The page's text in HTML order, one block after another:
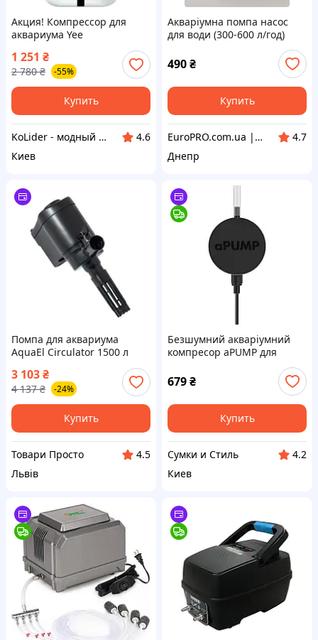
Акция! Компрессор для
аквариума Yee
кабелем 3 Вт
(6922192995886) - По
лучшей цене!
1 251 ₴
2 780 ₴ -55%
Купить
KoLider - модный магазин
4.6
Киев
Акваріумна помпа насос
для води (300-600 л/год)
490₴
Купить
EuroPRO.com.ua | Бытовая Техника из Европы
4.7
Днепр
Помпа для аквариума
AquaEl Circulator 1500 л
3 103₴
4 137 ₴ -24%
Купить
Товари Просто
4.5
Львів
Безшумний акваріумний
компресор aPUMP для
679₴
Купить
Сумки и Стиль
4.2
Киев